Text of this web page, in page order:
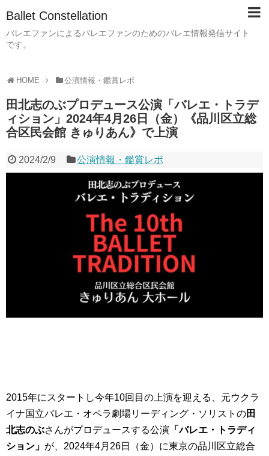
Ballet Constellation
バレエファンによるバレエファンのためのバレエ情報発信サイト
です。
HOME 公演情報・鑑賞レポ
田北志のぶプロデュース公演「バレエ・トラデ
ィション」2024年4月26日（金）《品川区立総
合区民会館 きゅりあん》で上演
2024/2/9 公演情報・鑑賞レポ
2015年にスタートし今年10回目の上演を迎える、元ウクラ
イナ国立バレエ・オペラ劇場リーディング・ソリストの田
北志のぶさんがプロデュースする公演 「バレエ・トラディ
ション」 が、2024年4月26日（金）に東京の品川区立総合